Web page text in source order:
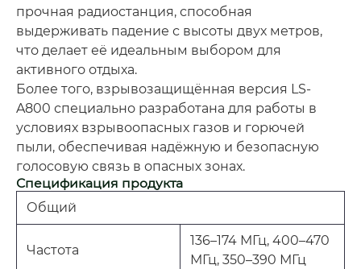
прочная радиостанция, способная
выдерживать падение с высоты двух метров,
что делает её идеальным выбором для
активного отдыха.
Более того, взрывозащищённая версия LS-
A800 специально разработана для работы в
условиях взрывоопасных газов и горючей
пыли, обеспечивая надёжную и безопасную
голосовую связь в опасных зонах.
Спецификация продукта
Общий
Частота
136–174 МГц, 400–470
МГц, 350–390 МГц